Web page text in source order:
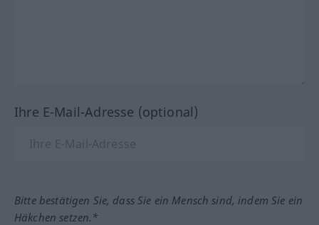
Ihre E-Mail-Adresse (optional)
Bitte bestätigen Sie, dass Sie ein Mensch sind, indem Sie ein
Häkchen setzen.*